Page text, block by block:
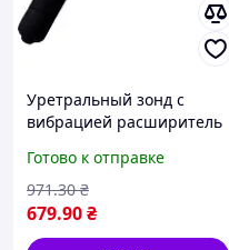
Уретральный зонд с
вибрацией расширитель
для интимных игр
вибратор для мужчин
Готово к отправке
679.90₴
971.30 ₴